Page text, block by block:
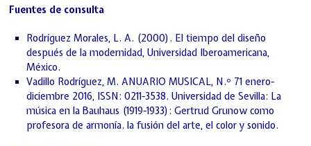
Fuentes de consulta
Rodríguez Morales, L. A. (2000). El tiempo del diseño
después de la modernidad, Universidad Iberoamericana,
México.
Vadillo Rodríguez, M. ANUARIO MUSICAL, N.º 71 enero-
diciembre 2016, ISSN: 0211-3538. Universidad de Sevilla: La
música en la Bauhaus (1919-1933): Gertrud Grunow como
profesora de armonía. la fusión del arte, el color y sonido.